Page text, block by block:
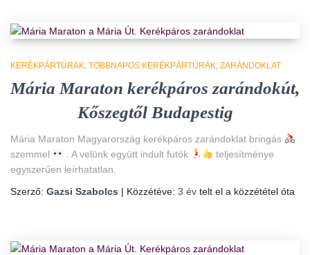
KERÉKPÁRTÚRÁK TÖBBNAPOS KERÉKPÁRTÚRÁK ZARÁNDOKLAT
Mária Maraton kerékpáros zarándokút,
Kőszegtől Budapestig
Mária Maraton Magyarország kerékpáros zarándoklat bringás
szemmel
. A velünk együtt indult futók
teljesítménye
egyszerűen leírhatatlan.
Szerző: Gazsi Szabolcs | Közzétéve: 3 év telt el a közzététel óta